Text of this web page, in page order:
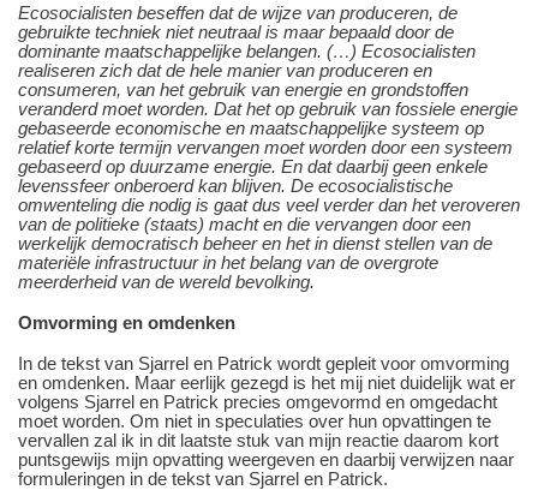
Ecosocialisten beseffen dat de wijze van produceren, de
gebruikte techniek niet neutraal is maar bepaald door de
dominante maatschappelijke belangen. (…) Ecosocialisten
realiseren zich dat de hele manier van produceren en
consumeren, van het gebruik van energie en grondstoffen
veranderd moet worden. Dat het op gebruik van fossiele energie
gebaseerde economische en maatschappelijke systeem op
relatief korte termijn vervangen moet worden door een systeem
gebaseerd op duurzame energie. En dat daarbij geen enkele
levenssfeer onberoerd kan blijven. De ecosocialistische
omwenteling die nodig is gaat dus veel verder dan het veroveren
van de politieke (staats) macht en die vervangen door een
werkelijk democratisch beheer en het in dienst stellen van de
materiële infrastructuur in het belang van de overgrote
meerderheid van de wereld bevolking.
Omvorming en omdenken
In de tekst van Sjarrel en Patrick wordt gepleit voor omvorming
en omdenken. Maar eerlijk gezegd is het mij niet duidelijk wat er
volgens Sjarrel en Patrick precies omgevormd en omgedacht
moet worden. Om niet in speculaties over hun opvattingen te
vervallen zal ik in dit laatste stuk van mijn reactie daarom kort
puntsgewijs mijn opvatting weergeven en daarbij verwijzen naar
formuleringen in de tekst van Sjarrel en Patrick.